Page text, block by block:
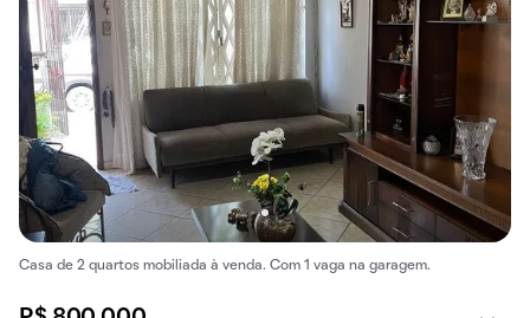
Casa de 2 quartos mobiliada à venda. Com 1 vaga na garagem.